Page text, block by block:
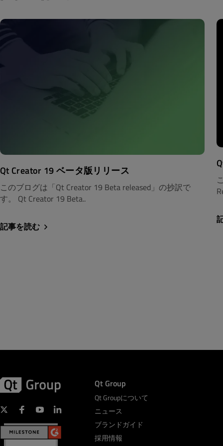
Qt Creator 19 ベータ版リリース
このブログは「Qt Creator 19 Beta released」の抄訳で
す。 Qt Creator 19 Beta..
記事を読む
Qt Group
Qt Groupについて
ニュース
ブランドガイド
採用情報